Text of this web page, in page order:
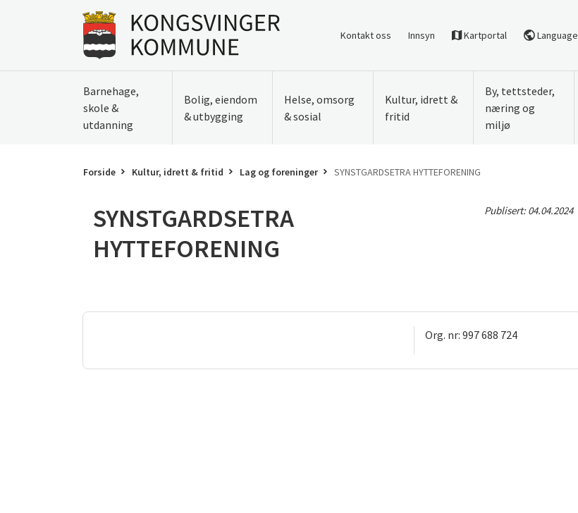
Gå til forsiden
Kontakt oss Innsyn Kartportal Language
Barnehage,
skole &
utdanning
Bolig, eiendom
& utbygging
Helse, omsorg
& sosial
Kultur, idrett &
fritid
By, tettsteder,
næring og
miljø
Forside Kultur, idrett & fritid Lag og foreninger SYNSTGARDSETRA HYTTEFORENING
SYNSTGARDSETRA
HYTTEFORENING
Publisert:04.04.2024
Org. nr: 997 688 724